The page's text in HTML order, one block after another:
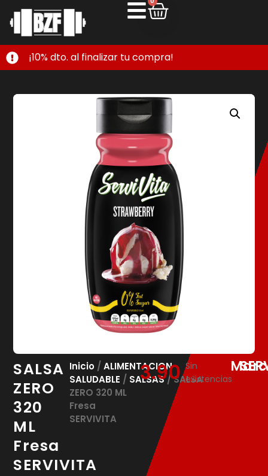
¡10% dto. al finalizar tu compra!
SALSA
ZERO
320
ML
Fresa
SERVIVITA
Inicio/ALIMENTACION
SALUDABLE / SALSAS/ SALSA
ZERO 320 ML
Fresa
SERVIVITA
3.90€
Sin
existencias